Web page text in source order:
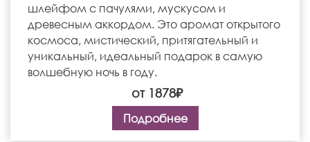
шлейфом с пачулями, мускусом и
древесным аккордом. Это аромат открытого
космоса, мистический, притягательный и
уникальный, идеальный подарок в самую
волшебную ночь в году.
от 1878₽
Подробнее